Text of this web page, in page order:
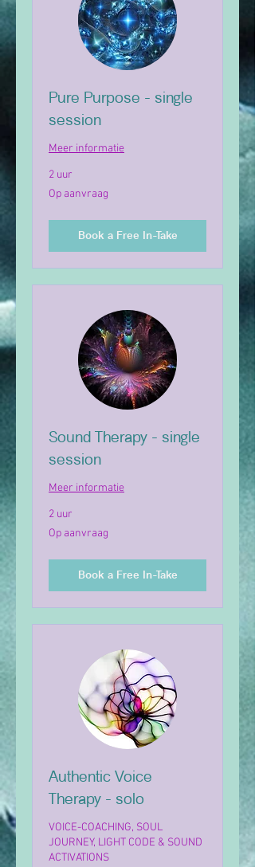
Pure Purpose - single
session
Meer informatie
2 uur
Op
aanvraag
Op aanvraag
Book a Free In-Take
Sound Therapy - single
session
Meer informatie
2 uur
Op
aanvraag
Op aanvraag
Book a Free In-Take
Authentic Voice
Therapy - solo
VOICE-COACHING, SOUL
JOURNEY, LIGHT CODE & SOUND
ACTIVATIONS